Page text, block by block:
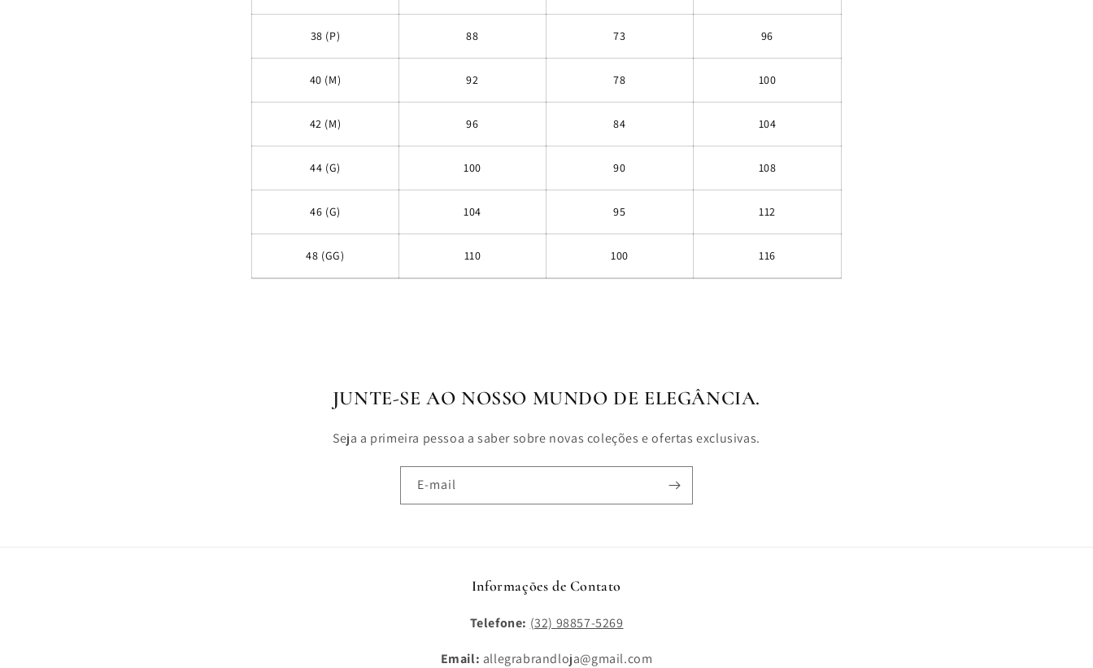
38 (P) 88 73 96
40 (M) 92 78 100
42 (M) 96 84 104
44 (G) 100 90 108
46 (G) 104 95 112
48 (GG) 110 100 116
JUNTE-SE AO NOSSO MUNDO DE ELEGÂNCIA.
Seja a primeira pessoa a saber sobre novas coleções e ofertas exclusivas.
E-mail
Informações de Contato
Telefone: (32) 98857-5269
Email: allegrabrandloja@gmail.com